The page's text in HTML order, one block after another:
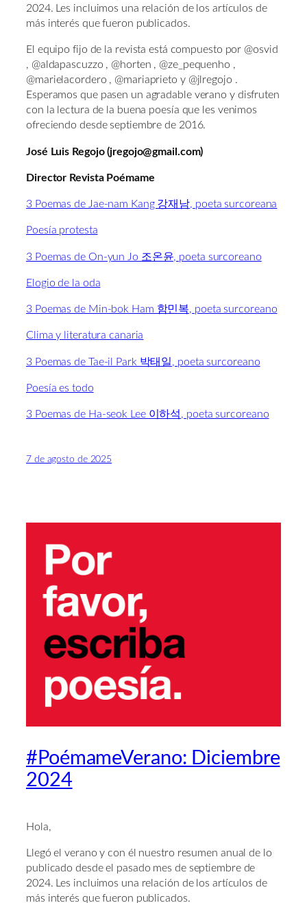
2024. Les incluimos una relación de los artículos de
más interés que fueron publicados.
El equipo fijo de la revista está compuesto por @osvid
, @aldapascuzzo , @horten , @ze_pequenho ,
@marielacordero , @mariaprieto y @jlregojo .
Esperamos que pasen un agradable verano y disfruten
con la lectura de la buena poesía que les venimos
ofreciendo desde septiembre de 2016.
José Luis Regojo (jregojo@gmail.com)
Director Revista Poémame
3 Poemas de Jae-nam Kang 강재남, poeta surcoreana
Poesía protesta
3 Poemas de On-yun Jo 조온윤, poeta surcoreano
Elogio de la oda
3 Poemas de Min-bok Ham 함민복, poeta surcoreano
Clima y literatura canaria
3 Poemas de Tae-il Park 박태일, poeta surcoreano
Poesía es todo
3 Poemas de Ha-seok Lee 이하석, poeta surcoreano
7 de agosto de 2025
#PoémameVerano: Diciembre
2024
Hola,
Llegó el verano y con él nuestro resumen anual de lo
publicado desde el pasado mes de septiembre de
2024. Les incluimos una relación de los artículos de
más interés que fueron publicados.